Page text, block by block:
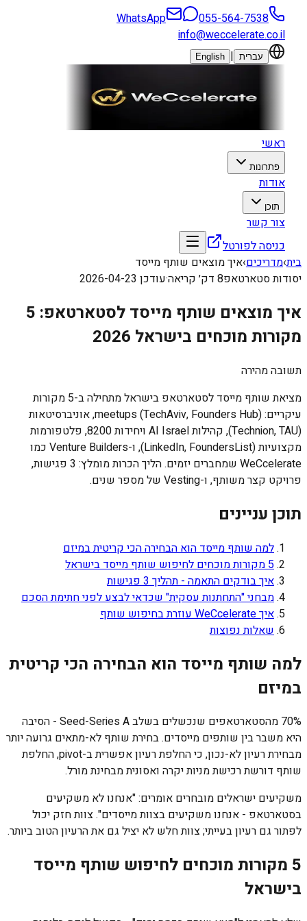
055-564-7538
WhatsApp
info@weccelerate.co.il
עברית |
English
ראשי
פתרונות
אודות
תוכן
צור קשר
כניסה לפורטל
בית›מדריכים›איך מוצאים שותף מייסד
יסודות סטארטאפ8 דק׳ קריאה·עודכן 2026-04-23
איך מוצאים שותף מייסד לסטארטאפ: 5
מקורות מוכחים בישראל 2026
תשובה מהירה
מציאת שותף מייסד לסטארטאפ בישראל מתחילה ב-5 מקורות
עיקריים: meetups (TechAviv, Founders Hub), אוניברסיטאות
(Technion, TAU), קהילות AI Israel ויחידות 8200, פלטפורמות
מקצועיות (LinkedIn, FoundersList), ו-Venture Builders כמו
WeCcelerate שמחברים יזמים. הליך הכרות מומלץ: 3 פגישות,
פרויקט קצר משותף, ו-Vesting של מספר שנים.
תוכן עניינים
למה שותף מייסד הוא הבחירה הכי קריטית במיזם
5 מקורות מוכחים לחיפוש שותף מייסד בישראל
איך בודקים התאמה - תהליך 3 פגישות
מבחני "התחתנות עסקית" שכדאי לבצע לפני חתימת הסכם
איך WeCcelerate עוזרת בחיפוש שותף
שאלות נפוצות
למה שותף מייסד הוא הבחירה הכי קריטית
במיזם
70% מהסטארטאפים שנכשלים בשלב Seed-Series A - הסיבה
היא משבר בין שותפים מייסדים. בחירת שותף לא-מתאים גרועה יותר
מבחירת רעיון לא-נכון, כי החלפת רעיון אפשרית ב-pivot, החלפת
שותף דורשת רכישת מניות יקרה ואסונית מבחינת מורל.
משקיעים ישראלים מובחרים אומרים: "אנחנו לא משקיעים
בסטארטאפ - אנחנו משקיעים בצוות מייסדים". צוות חזק יכול
לפתור גם רעיון בעייתי; צוות חלש לא יציל גם את הרעיון הטוב ביותר.
5 מקורות מוכחים לחיפוש שותף מייסד
בישראל